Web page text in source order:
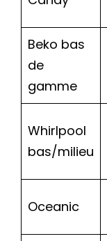
Beko bas
de
gamme
Whirlpool
bas/milieu
Oceanic